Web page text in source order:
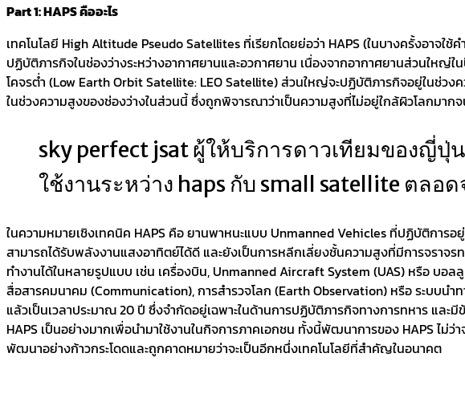
Part 1: HAPS คืออะไร
เทคโนโลยี High Altitude Pseudo Satellites ที่เรียกโดยย่อว่า HAPS (ในบางครั้งอาจ
ปฏิบัติภารกิจในช่องว่างระหว่างอากาศยานและอวกาศยาน เนื่องจากอากาศยานส่วนใหญ่
โคจรต่ำ (Low Earth Orbit Satellite: LEO Satellite) ส่วนใหญ่จะปฏิบัติภารกิจอยู่ในช่วง
ในช่วงความสูงของช่องว่างในส่วนนี้ ซึ่งถูกพิจารณาว่าเป็นความสูงที่ไม่อยู่ใกล้ผิวโลกมา
sky perfect jsat ผู้ให้บริการดาวเทียมของญี่ปุ่
ใช้งานระหว่าง haps กับ small satellite ตลอ
ในความหมายเชิงเทคนิค HAPS คือ ยานพาหนะแบบ Unmanned Vehicles ที่ปฏิบัติกา
สามารถได้รับพลังงานแสงอาทิตย์ได้ดี และยังเป็นการหลีกเลี่ยงชั้นความสูงที่มีการจราจ
ทำงานได้ในหลายรูปแบบ เช่น เครื่องบิน, Unmanned Aircraft System (UAS) หรือ บอ
สื่อสารคมนาคม (Communication), การสำรวจโลก (Earth Observation) หรือ ระบบน
แล้วเป็นเวลาประมาณ 20 ปี ซึ่งจำกัดอยู่เฉพาะในด้านการปฏิบัติภารกิจทางการทหาร แ
HAPS เป็นอย่างมากเพื่อนำมาใช้งานในกิจการภาคเอกชน ทั้งนี้พัฒนาการของ HAPS ไม่
พัฒนาอย่างก้าวกระโดดและถูกคาดหมายว่าจะเป็นอีกหนึ่งเทคโนโลยีที่สำคัญในอนาคต